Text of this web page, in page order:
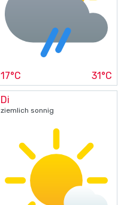
17°C 31°C
Di
ziemlich sonnig